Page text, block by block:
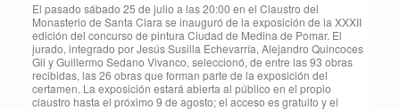
El pasado sábado 25 de julio a las 20:00 en el Claustro del
Monasterio de Santa Clara se inauguró de la exposición de la XXXII
edición del concurso de pintura Ciudad de Medina de Pomar. El
jurado, integrado por Jesús Susilla Echevarría, Alejandro Quincoces
Gil y Guillermo Sedano Vivanco, seleccionó, de entre las 93 obras
recibidas, las 26 obras que forman parte de la exposición del
certamen. La exposición estará abierta al público en el propio
claustro hasta el próximo 9 de agosto; el acceso es gratuito y el